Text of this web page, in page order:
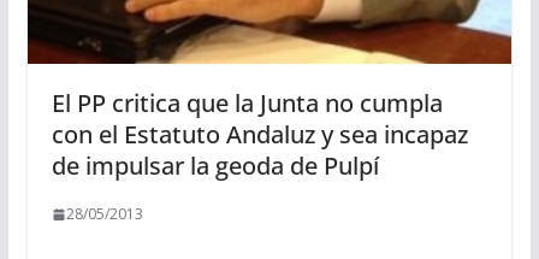
El PP critica que la Junta no cumpla
con el Estatuto Andaluz y sea incapaz
de impulsar la geoda de Pulpí
28/05/2013